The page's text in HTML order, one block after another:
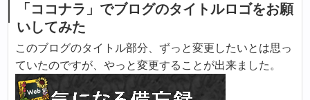
「ココナラ」でブログのタイトルロゴをお願
いしてみた
このブログのタイトル部分、ずっと変更したいとは思っ
ていたのですが、やっと変更することが出来ました。